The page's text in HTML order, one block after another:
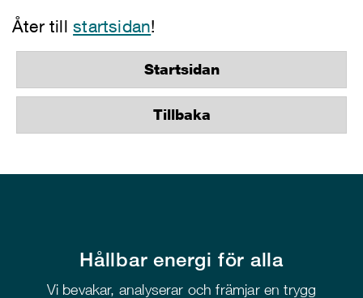
Åter tillstartsidan!
Startsidan
Tillbaka
Hållbar energi för alla
Vi bevakar, analyserar och främjar en trygg